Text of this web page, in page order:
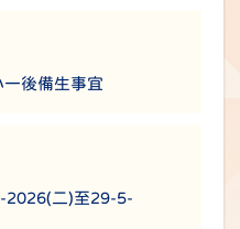
後備生事宜
2026(二)至29-5-